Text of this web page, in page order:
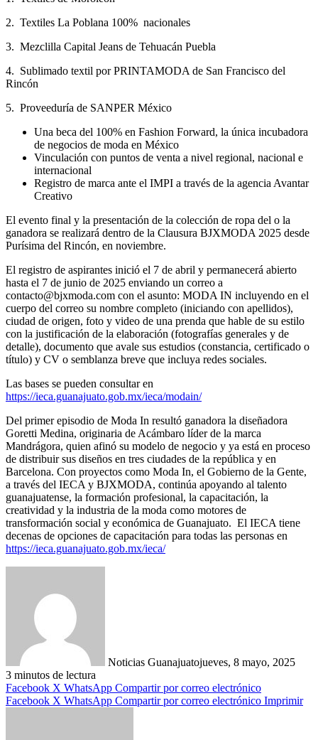
2. Textiles La Poblana 100% nacionales
3. Mezclilla Capital Jeans de Tehuacán Puebla
4. Sublimado textil por PRINTAMODA de San Francisco del
Rincón
5. Proveeduría de SANPER México
Una beca del 100% en Fashion Forward, la única incubadora
de negocios de moda en México
Vinculación con puntos de venta a nivel regional, nacional e
internacional
Registro de marca ante el IMPI a través de la agencia Avantar
Creativo
El evento final y la presentación de la colección de ropa del o la
ganadora se realizará dentro de la Clausura BJXMODA 2025 desde
Purísima del Rincón, en noviembre.
El registro de aspirantes inició el 7 de abril y permanecerá abierto
hasta el 7 de junio de 2025 enviando un correo a
contacto@bjxmoda.com con el asunto: MODA IN incluyendo en el
cuerpo del correo su nombre completo (iniciando con apellidos),
ciudad de origen, foto y video de una prenda que hable de su estilo
con la justificación de la elaboración (fotografías generales y de
detalle), documento que avale sus estudios (constancia, certificado o
título) y CV o semblanza breve que incluya redes sociales.
Las bases se pueden consultar en
https://ieca.guanajuato.gob.mx/ieca/modain/
Del primer episodio de Moda In resultó ganadora la diseñadora
Goretti Medina, originaria de Acámbaro líder de la marca
Mandrágora, quien afinó su modelo de negocio y ya está en proceso
de distribuir sus diseños en tres ciudades de la república y en
Barcelona. Con proyectos como Moda In, el Gobierno de la Gente,
a través del IECA y BJXMODA, continúa apoyando al talento
guanajuatense, la formación profesional, la capacitación, la
creatividad y la industria de la moda como motores de
transformación social y económica de Guanajuato. El IECA tiene
decenas de opciones de capacitación para todas las personas en
https://ieca.guanajuato.gob.mx/ieca/
Noticias Guanajuatojueves, 8 mayo, 2025
3 minutos de lectura
Facebook X WhatsApp Compartir por correo electrónico
Facebook X WhatsApp Compartir por correo electrónico Imprimir